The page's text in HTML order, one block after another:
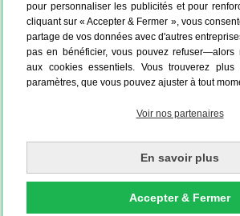
pour personnaliser les publicités et pour
cliquant sur « Accepter & Fermer », vous
partage de vos données avec d'autres
pas en bénéficier, vous pouvez refuser—alors
aux cookies essentiels. Vous trouverez
paramètres, que vous pouvez ajuster à tout
Voir nos partenaires
En savoir plus
Accepter & Fermer
qu'il soit assorti et commandez dès
pêle-mêle avec de nombreuses
sans cadre assorti !